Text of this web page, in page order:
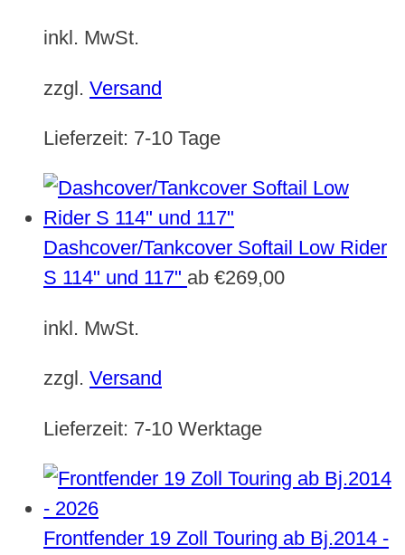
inkl. MwSt.
zzgl. Versand
Lieferzeit: 7-10 Tage
Dashcover/Tankcover Softail Low Rider
S 114" und 117" ab €269,00
inkl. MwSt.
zzgl. Versand
Lieferzeit: 7-10 Werktage
Frontfender 19 Zoll Touring ab Bj.2014 -